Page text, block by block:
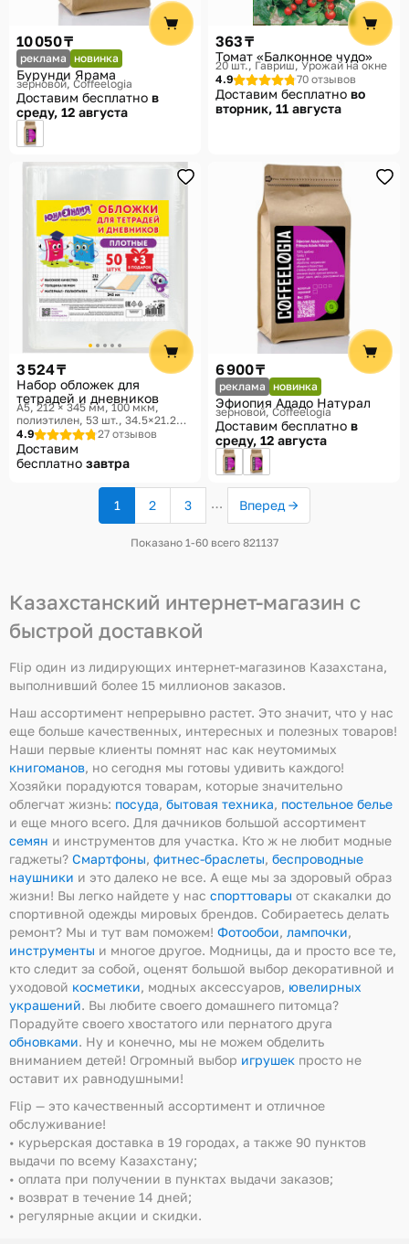
10 050 ₸
реклама новинка
Бурунди Ярама
зерновой Coffeelogia
Доставим бесплатно в
среду, 12 августа
363 ₸
Томат «Балконное чудо»
20 шт. Гавриш, Урожай на окне
4.9
70 отзывов
Доставим бесплатно во
вторник, 11 августа
3 524 ₸
Набор обложек для
тетрадей и дневников
A5, 212 × 345 мм, 100 мкм,
полиэтилен, 53 шт., 34.5×21.2
см Юнландия
4.9 27 отзывов
Доставим
бесплатно завтра
6 900 ₸
реклама новинка
Эфиопия Ададо Натурал
зерновой Coffeelogia
Доставим бесплатно в
среду, 12 августа
1(текущая
2 3 … Вперед →
Показано 1-60 всего 821137
Казахстанский интернет-магазин с
быстрой доставкой
Flip один из лидирующих интернет-магазинов Казахстана,
выполнивший более 15 миллионов заказов.
Наш ассортимент непрерывно растет. Это значит, что у нас
еще больше качественных, интересных и полезных товаров!
Наши первые клиенты помнят нас как неутомимых
книгоманов, но сегодня мы готовы удивить каждого!
Хозяйки порадуются товарам, которые значительно
облегчат жизнь: посуда, бытовая техника, постельное белье
и еще много всего. Для дачников большой ассортимент
семян и инструментов для участка. Кто ж не любит модные
гаджеты? Смартфоны, фитнес-браслеты, беспроводные
наушники и это далеко не все. А еще мы за здоровый образ
жизни! Вы легко найдете у нас спорттовары от скакалки до
спортивной одежды мировых брендов. Собираетесь делать
ремонт? Мы и тут вам поможем! Фотообои, лампочки,
инструменты и многое другое. Модницы, да и просто все те,
кто следит за собой, оценят большой выбор декоративной и
уходовой косметики, модных аксессуаров, ювелирных
украшений. Вы любите своего домашнего питомца?
Порадуйте своего хвостатого или пернатого друга
обновками. Ну и конечно, мы не можем обделить
вниманием детей! Огромный выбор игрушек просто не
оставит их равнодушными!
Flip — это качественный ассортимент и отличное
обслуживание!
• курьерская доставка в 19 городах, а также 90 пунктов
выдачи по всему Казахстану;
• оплата при получении в пунктах выдачи заказов;
• возврат в течение 14 дней;
• регулярные акции и скидки.